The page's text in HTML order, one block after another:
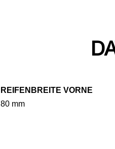
REIFENBREITE VORNE
80 mm